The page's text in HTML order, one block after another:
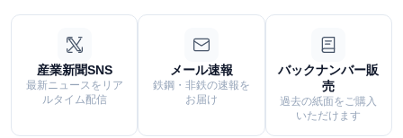
産業新聞SNS
最新ニュースをリア
ルタイム配信
メール速報
鉄鋼・非鉄の速報を
お届け
バックナンバー販
売
過去の紙面をご購入
いただけます